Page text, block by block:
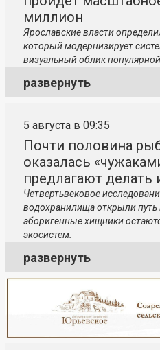
миллион
Ярославские власти
который модернизирует
визуальный облик
развернуть
5 августа в 09:35
Почти половина
оказалась
предлагают делать
Четвертьвековое
водохранилища открыли
аборигенные хищники
экосистем.
развернуть